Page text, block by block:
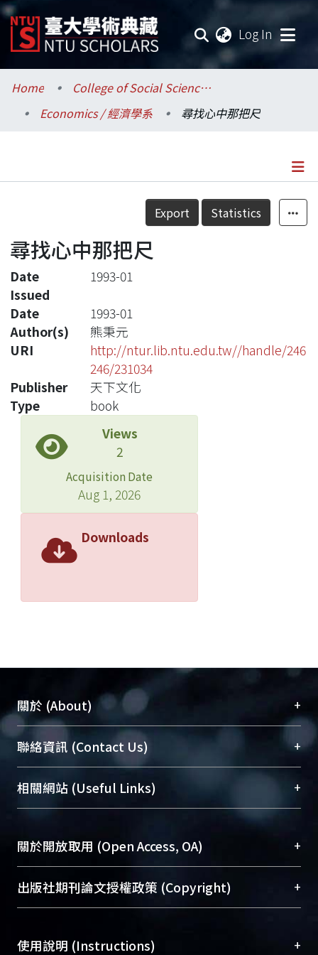
Log In
Communities & Collections
Research Outputs
Statistics
Home
College of Social Sciences / 社會科學院
Economics / 經濟學系
尋找心中那把尺
Details
Export Statistics
尋找心中那把尺
Date
Issued
1993-01
Date
1993-01
Author(s)
熊秉元
URI
http://ntur.lib.ntu.edu.tw//handle/246
246/231034
Publisher
天下文化
Type
book
Views
2
Acquisition Date
Aug 1, 2026
Downloads
關於 (About) +
臺大位居世界頂尖大學之列，為永久珍藏及向國際
展現本校豐碩的研究成果及學術能量，圖書館整合
機構典藏（NTUR）與學術庫（AH）不同功能平
台，成為臺大學術典藏NTU scholars。期能整合研
究能量、促進交流合作、保存學術產出、推廣研究
成果。
To permanently archive and promote researcher
profiles and scholarly works, Library integrates the
services of “NTU Repository” with “Academic
聯絡資訊 (Contact Us) +
總館學科館員(Main Library)
醫學圖書館學科館員(Medical Library)
(Social
Sciences Library)
相關網站 (Useful Links) +
關於開放取用 (Open Access, OA) +
開放取用是從使用者角度提升資訊取用性的社會運
動，應用在學術研究上是透過將研究著作公開供使
用逐年攀升。同時可加速研究發展、提升研究影響
出版社期刊論文授權政策 (Copyright) +
含部分內容的版權非匯入者所有，或由第三方贊
使用說明 (Instructions) +